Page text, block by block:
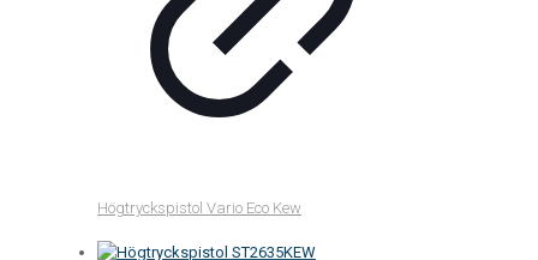
Högtryckspistol Vario Eco Kew